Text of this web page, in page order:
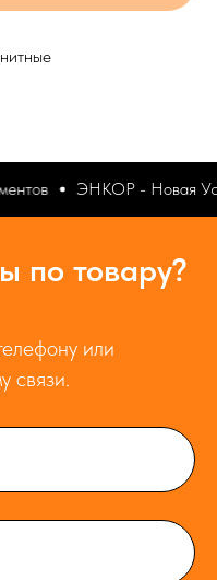
ЭНКОР - Новая
по товару?
или
связи.